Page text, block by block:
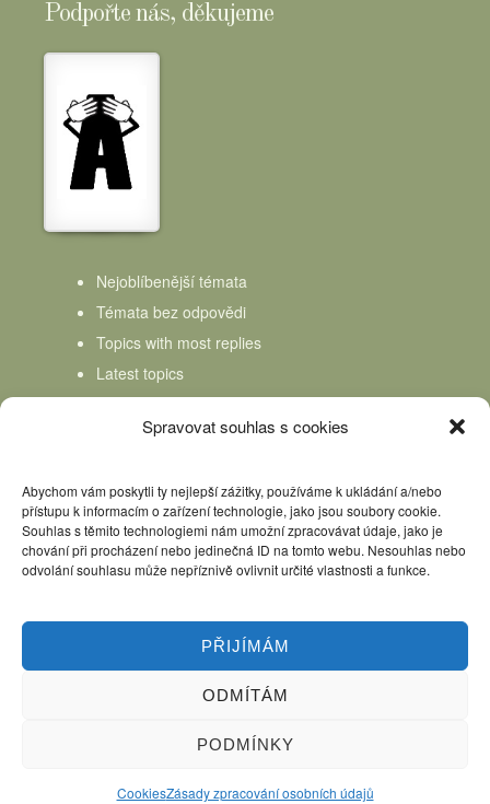
Spravovat souhlas s cookies
Abychom vám poskytli ty nejlepší zážitky, používáme k ukládání a/nebo
přístupu k informacím o zařízení technologie, jako jsou soubory cookie.
Souhlas s těmito technologiemi nám umožní zpracovávat údaje, jako je
chování při procházení nebo jedinečná ID na tomto webu. Nesouhlas nebo
odvolání souhlasu může nepříznivě ovlivnit určité vlastnosti a funkce.
PŘIJÍMÁM
ODMÍTÁM
PODMÍNKY
CookiesZásady zpracování osobních údajů
Podpořte nás, děkujeme
Nejoblíbenější témata
Témata bez odpovědi
Topics with most replies
Latest topics
Topics Freshness
Kniha Domácí mlékař Nápověda